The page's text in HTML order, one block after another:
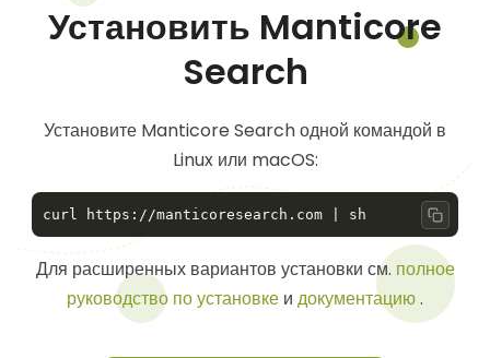
Установить Manticore
Search
Установите Manticore Search одной командой в
Linux или macOS:
Copy
Для расширенных вариантов установки см. полное
руководство по установке и документацию.